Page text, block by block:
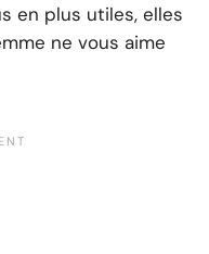
en plus utiles, elles
ne vous aime